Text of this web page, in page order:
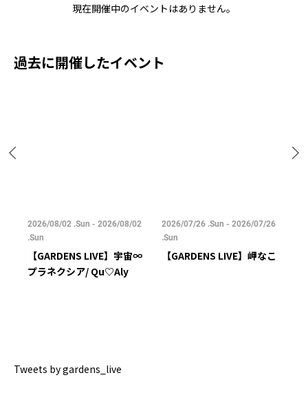
現在開催中のイベントはありません。
過去に開催したイベント
2026/08/02 .Sun - 2026/08/02
.Sun
【GARDENS LIVE】宇宙∞
プラネクシア/ Qu♡Aly
2026/07/26 .Sun - 2026/07/26
.Sun
【GARDENS LIVE】岬なこ
Tweets by gardens_live